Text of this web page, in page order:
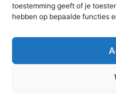
toestemming geeft of je
hebben op bepaalde functies
Roemenië